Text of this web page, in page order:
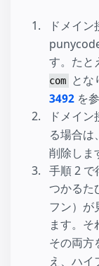
ドメイ
す。たと
com
とな
3492 を
ドメイ
る場合は
削除しま
手順 2 で
つかるた
フン）が
ます。そ
その両方
え、ハ